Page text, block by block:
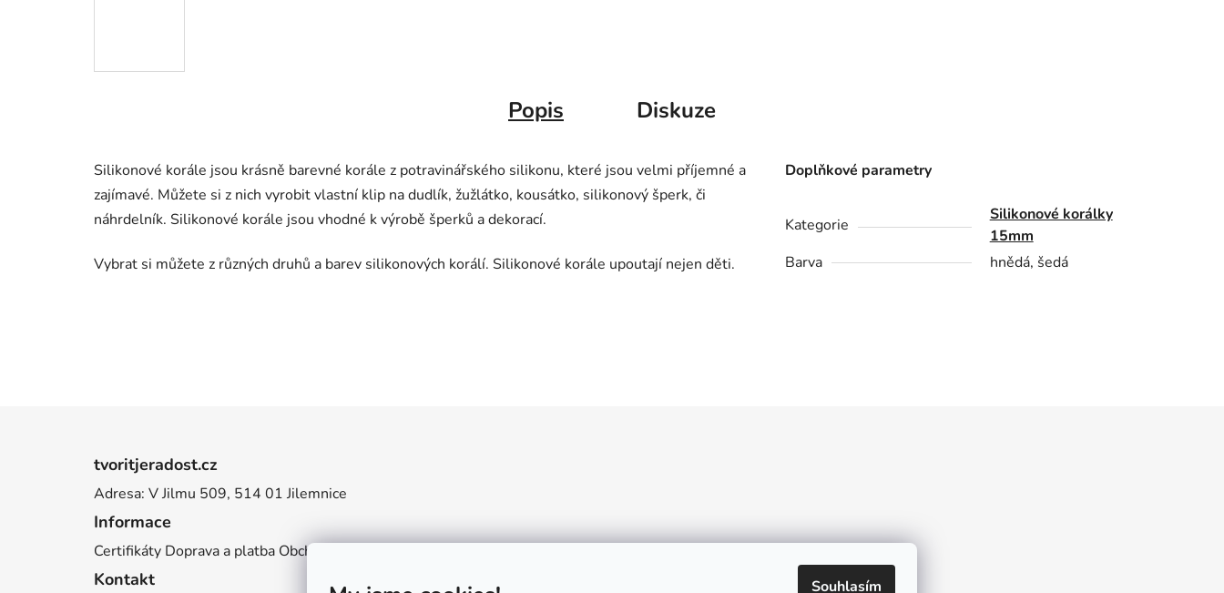
Souhlasím
Popis Diskuze
Silikonové korále jsou krásně barevné korále z potravinářského silikonu, které jsou velmi příjemné a
zajímavé. Můžete si z nich vyrobit vlastní klip na dudlík, žužlátko, kousátko, silikonový šperk, či
náhrdelník. Silikonové korále jsou vhodné k výrobě šperků a dekorací.
Vybrat si můžete z různých druhů a barev silikonových korálí. Silikonové korále upoutají nejen děti.
Doplňkové parametry
Kategorie
Silikonové korálky
15mm
Barva
hnědá, šedá
tvoritjeradost.cz
Adresa: V Jilmu 509, 514 01 Jilemnice
Informace
Certifikáty Doprava a platba Obchodní podmínky
Kontakt